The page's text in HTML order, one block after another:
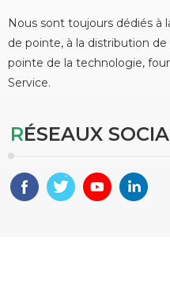
Nous sont toujours dédiés à
de pointe, à la distribution
pointe de la technologie,
Service.
RÉSEAUX